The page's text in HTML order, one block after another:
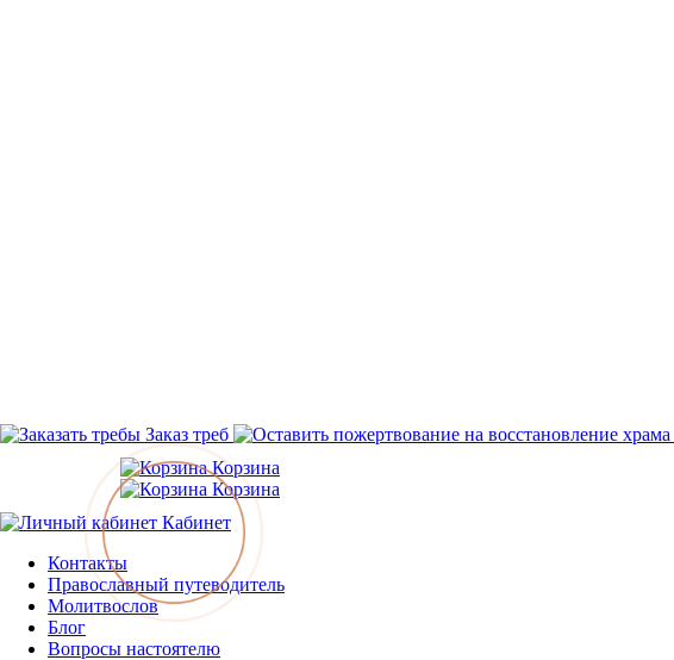
Заказ треб
Корзина
Корзина
Кабинет
Контакты
Православный путеводитель
Молитвослов
Блог
Вопросы настоятелю